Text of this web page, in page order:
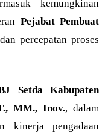
kemungkinan
Pejabat Pembuat
percepatan proses
Setda Kabupaten
MM., Inov., dalam
kinerja pengadaan